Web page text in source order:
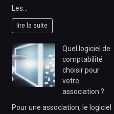
Les…
lire la suite
Quel logiciel de
comptabilité
choisir pour
votre
association ?
Pour une association, le logiciel